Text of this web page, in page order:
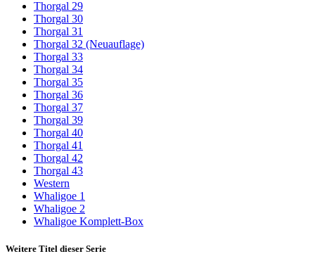
Thorgal 29
Thorgal 30
Thorgal 31
Thorgal 32 (Neuauflage)
Thorgal 33
Thorgal 34
Thorgal 35
Thorgal 36
Thorgal 37
Thorgal 39
Thorgal 40
Thorgal 41
Thorgal 42
Thorgal 43
Western
Whaligoe 1
Whaligoe 2
Whaligoe Komplett-Box
Weitere Titel dieser Serie